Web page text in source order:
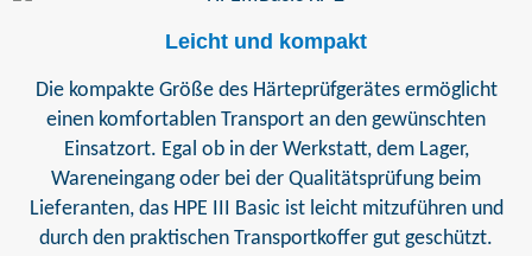
Leicht und kompakt
Die kompakte Größe des Härteprüfgerätes ermöglicht
einen komfortablen Transport an den gewünschten
Einsatzort. Egal ob in der Werkstatt, dem Lager,
Wareneingang oder bei der Qualitätsprüfung beim
Lieferanten, das HPE III Basic ist leicht mitzuführen und
durch den praktischen Transportkoffer gut geschützt.